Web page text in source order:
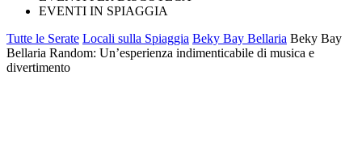
EVENTI IN SPIAGGIA
Tutte le Serate Locali sulla Spiaggia Beky Bay Bellaria Beky Bay
Bellaria Random: Un’esperienza indimenticabile di musica e
divertimento